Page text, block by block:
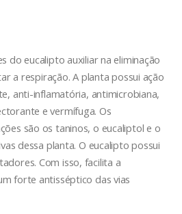
do eucalipto auxiliar na eliminação
a respiração. A planta possui ação
anti-inflamatória, antimicrobiana,
e vermífuga. Os
são os taninos, o eucaliptol e o
dessa planta. O eucalipto possui
Com isso, facilita a
forte antisséptico das vias